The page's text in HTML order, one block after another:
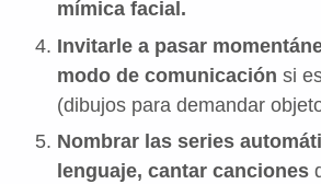
mímica facial.
Invitarle a pasar
modo de comunicación si
(dibujos para demandar
Nombrar las series
lenguaje, cantar canciones